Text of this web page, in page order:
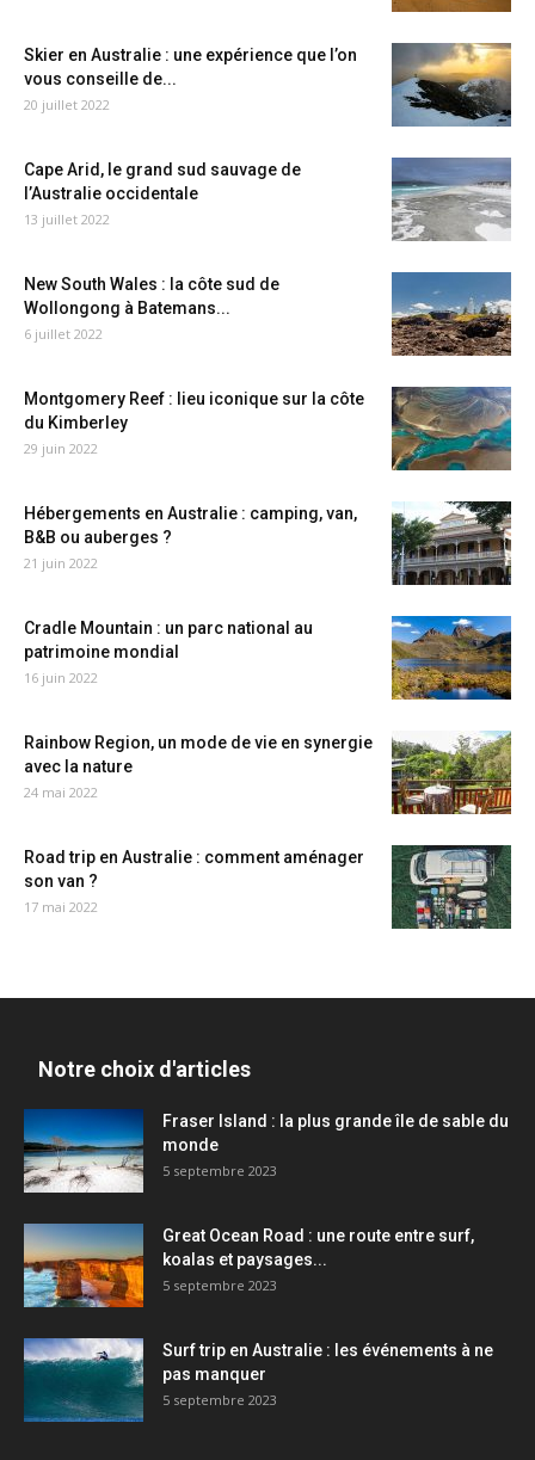
Skier en Australie : une expérience que l’on
vous conseille de...
20 juillet 2022
Cape Arid, le grand sud sauvage de
l’Australie occidentale
13 juillet 2022
New South Wales : la côte sud de
Wollongong à Batemans...
6 juillet 2022
Montgomery Reef : lieu iconique sur la côte
du Kimberley
29 juin 2022
Hébergements en Australie : camping, van,
B&B ou auberges ?
21 juin 2022
Cradle Mountain : un parc national au
patrimoine mondial
16 juin 2022
Rainbow Region, un mode de vie en synergie
avec la nature
24 mai 2022
Road trip en Australie : comment aménager
son van ?
17 mai 2022
Notre choix d'articles
Fraser Island : la plus grande île de sable du
monde
5 septembre 2023
Great Ocean Road : une route entre surf,
koalas et paysages...
5 septembre 2023
Surf trip en Australie : les événements à ne
pas manquer
5 septembre 2023